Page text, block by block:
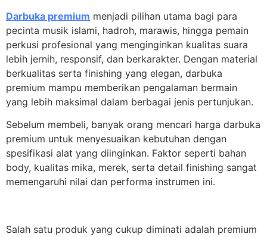
Darbuka premium menjadi pilihan utama bagi para
pecinta musik islami, hadroh, marawis, hingga pemain
perkusi profesional yang menginginkan kualitas suara
lebih jernih, responsif, dan berkarakter. Dengan material
berkualitas serta finishing yang elegan, darbuka
premium mampu memberikan pengalaman bermain
yang lebih maksimal dalam berbagai jenis pertunjukan.
Sebelum membeli, banyak orang mencari harga darbuka
premium untuk menyesuaikan kebutuhan dengan
spesifikasi alat yang diinginkan. Faktor seperti bahan
body, kualitas mika, merek, serta detail finishing sangat
memengaruhi nilai dan performa instrumen ini.
Salah satu produk yang cukup diminati adalah premium